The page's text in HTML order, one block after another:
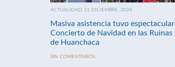
ACTUALIDAD 21 DICIEMBRE, 2024
Masiva asistencia tuvo espectacular
Concierto de Navidad en las Ruinas
de Huanchaca
SIN COMENTARIOS